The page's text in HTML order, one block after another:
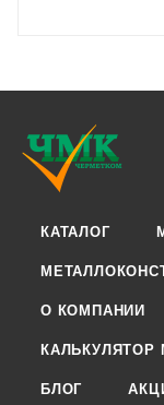
КАТАЛОГ
О КОМПАНИИ
КАЛЬКУЛЯТОР
БЛОГ